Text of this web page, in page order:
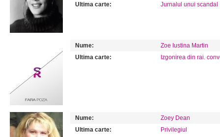
Ultima carte:
Jurnalul unui scandal
Nume:
Zoe Iustina Martin
Ultima carte:
Izgonirea din rai.
Nume:
Zoey Dean
Ultima carte:
Privilegiul